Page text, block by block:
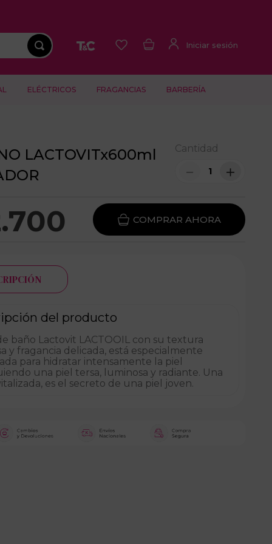
ELÉCTRICOS FRAGANCIAS BARBERÍA
LACTOVITx600ml
Cantidad
＋
－
.700
del producto
baño Lactovit LACTOOIL con su textura
y fragancia delicada, está especialmente
para hidratar intensamente la piel
una piel tersa, luminosa y radiante. Una
es el secreto de una piel joven.